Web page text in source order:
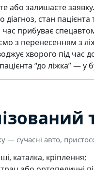
або залишаєте заявку.
стан пацієнта
прибуває
з перенесенням з
хворого під час
“до ліжка” — у
— сучасні авто,
каталка, кріплення;